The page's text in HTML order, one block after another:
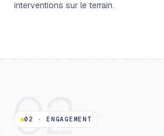
interventions sur le terrain.
02
02 ·ENGAGEMENT